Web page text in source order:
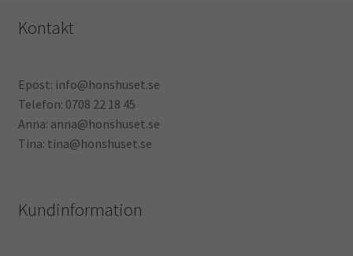
Kontakt
Epost: info@honshuset.se
Telefon: 0708 22 18 45
Anna: anna@honshuset.se
Tina: tina@honshuset.se
Kundinformation